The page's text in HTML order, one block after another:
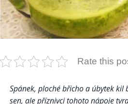
Rate this
Spánek, ploché břicho a úbytek kil
sen, ale příznivci tohoto nápoje